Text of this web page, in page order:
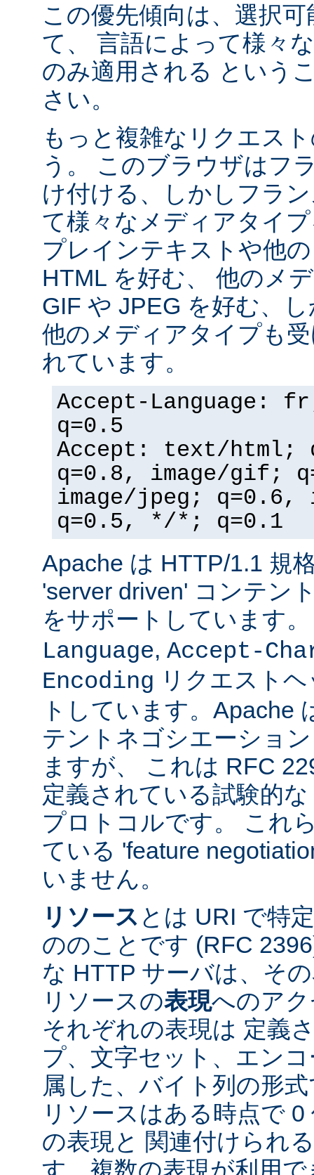
この優先傾向は、選択
て、 言語によって様々
のみ適用される という
さい。
もっと複雑なリクエス
う。 このブラウザはフ
け付ける、しかしフラ
て様々なメディアタイ
プレインテキストや他
HTML を好む、 他のメ
GIF や JPEG を好む、
他のメディアタイプも
れています。
Accept-Language:
q=0.5
Accept: text/html;
q=0.8, image/gif;
image/jpeg; q=0.6,
q=0.5, */*; q=0.1
Apache は HTTP/1.1 規
'server driven' コンテン
をサポートしています
Language, Accept-
Encoding リクエスト
トしています。Apache
テントネゴシエーショ
ますが、 これは RFC
定義されている試験的
プロトコルです。 これ
ている 'feature
いません。
リソース とは URI で特
ののことです (RFC
な HTTP サーバは、そ
リソースの表現へのア
それぞれの表現は 定義
プ、文字セット、エン
属した、バイト列の形
リソースはある時点で
の表現と 関連付けられ
す。複数の表現が利用